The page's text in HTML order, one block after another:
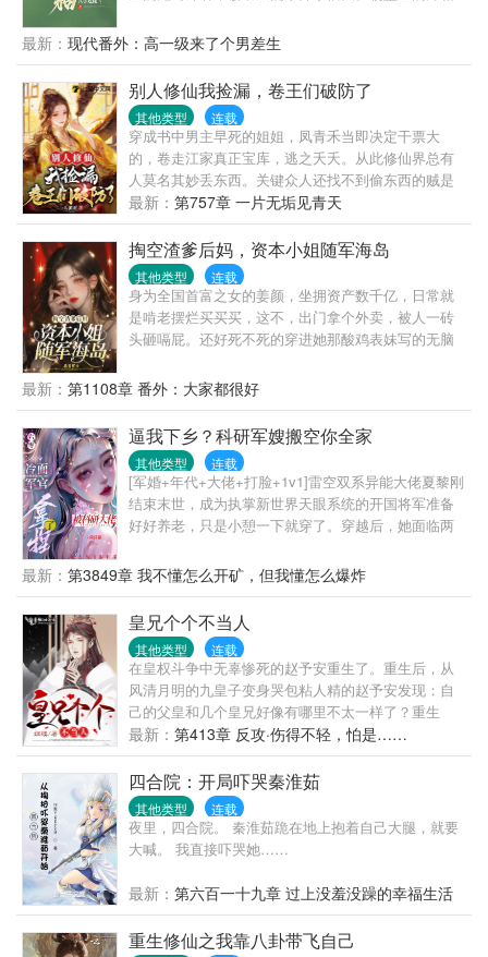
过一息，生死，不过百年。
最新： 现代番外：高一级来了个男差生
别人修仙我捡漏，卷王们破防了
其他类型 连载
穿成书中男主早死的姐姐，凤青禾当即决定干票大
的，卷走江家真正宝库，逃之夭夭。从此修仙界总有
人莫名其妙丢东西。关键众人还找不到偷东西的贼是
谁。凤青禾听说后，无奈摊手，“不知道啊，都是天道
馈赠，手慢无。”渐渐的，修仙风气逐渐歪了，集体素
质不详。因为众人找不到幕后黑手，就果断选择了‘打
不过就加入’这条路。“捡漏要什么秘诀？”“我看见，我
想要，我喜欢，我得到，然后动手就可以。”
最新： 第757章 一片无垢见青天
掏空渣爹后妈，资本小姐随军海岛
其他类型 连载
身为全国首富之女的姜颜，坐拥资产数千亿，日常就
是啃老摆烂买买买，这不，出门拿个外卖，被人一砖
头砸嗝屁。还好死不死的穿进她那酸鸡表妹写的无脑
母，下乡打知青，专注给女主添堵，凭一己之力，霸
凌所有人，最后死的凄惨。手拿剧本的姜颜表示，贼
老天，你敢耍老子！吃亏，那是不能够的，这福气，
还是给女主吧！她变本加厉打亲爹，踹后妈，把女主
虐成渣，房子地基都挖了，带着群岛空间下乡了。还
在途中遇到了宽肩窄腰，八块腹肌，宠她如命的兵哥
哥。姜颜果断出手:“处对象吗？给命的那种？”陆骁将
她圈进怀里:“我会像忠于国家一样忠于你，直到我
不近女色的陆首长结婚了，对象还是大城市来的知
青，长的细皮嫩肉，干不了活，吃不了苦，他还当个
宝宠着。全家属院：“尊嘟假嘟？”看到姜颜第一眼，嫂
子们都觉得她早晚得跑。等啊盼的，人小两口日子过
的风生水起，姜颜更是怪物一般的存在，治病科研，
写稿翻译，机械维修，电影编剧等，一人同时领好几
份工资。众嫂子:“...”小丑竟是我自己
最新： 第1108章 番外：大家都很好
逼我下乡？科研军嫂搬空你全家
其他类型 连载
[军婚+年代+大佬+打脸+1v1]雷空双系异能大佬夏黎刚
结束末世，成为执掌新世界天眼系统的开国将军准备
好好养老，只是小憩一下就穿了。穿越后，她面临两
以为是妈宝男，要么下乡去穷乡僻壤的地方当知青。
夏黎：拳头硬了！就这样的小白脸，我一拳能打一个
加强连！努力为首长爹官复原职，成为首长爹最贴心
的米虫小棉袄好好养老他不香吗？可是努力着，努力
着，夏黎回头一看。嗯？我这军职怎么比我首长爹还
高了？南岛一大队来了位漂亮新知青，小姑娘一身痞
气，听说一脚就能把人踹骨折，思想不正，和她亲近
绝对会倒霉！不久后……队员们挑着扁担，挥汗如雨
的为甘蔗地浇水。夏黎靠着玻璃瓶子、注射器弄出自
痛。夏梨用一点儿盐和碳粉做成干电池，用上免费电
灯。队员们：不行！！！夏黎必须得好好亲近！夏
黎：谢邀，已被特招入伍，目前在“国家队”。——海军
陆战队最冷漠、禁欲，无人敢亲近的军官陆定远，第
次见媳妇，她在黑市倒买倒卖（误）。第三次见媳
妇，她在帮特务修无线电发射台（误）。陆定远：
……后来：真香！
最新： 第3849章 我不懂怎么开矿，但我懂怎么爆炸
皇兄个个不当人
其他类型 连载
在皇权斗争中无辜惨死的赵予安重生了。重生后，从
风清月明的九皇子变身哭包粘人精的赵予安发现：自
己的父皇和几个皇兄好像有哪里不太一样了？重生
前，大昭帝：“九皇子？朕记得，不过就是个宫女生的
孩子罢了！”重生后，大昭帝：“朕的皇子，你且动一下
试试！...
最新： 第413章 反攻·伤得不轻，怕是……
四合院：开局吓哭秦淮茹
其他类型 连载
夜里，四合院。 秦淮茹跪在地上抱着自己大腿，就要
大喊。 我直接吓哭她……
最新： 第六百一十九章 过上没羞没躁的幸福生活
重生修仙之我靠八卦带飞自己